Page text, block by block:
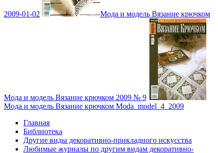
2009-01-02 Мода и модель Вязание крючком
Мода и модель Вязание крючком 2009 № 9
Мода и модель Вязание крючком Moda_model_4_2009
Главная
Библиотека
Другие виды декоративно-прикладного искусства
Любимые журналы по другим видам декоративно-